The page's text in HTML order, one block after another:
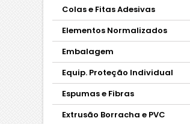
Colas e Fitas Adesivas
Elementos Normalizados
Embalagem
Equip. Proteção Individual
Espumas e Fibras
Extrusão Borracha e PVC